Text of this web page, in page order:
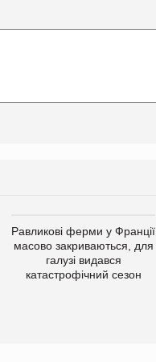
Равликові ферми у Франції
масово закриваються, для
галузі видався
катастрофічний сезон